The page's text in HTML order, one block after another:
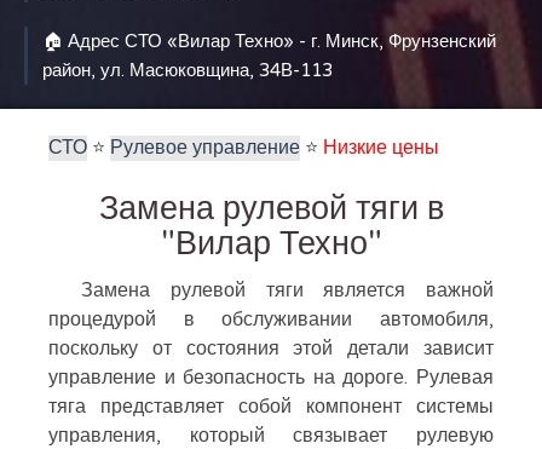
🏠 Адрес СТО «Вилар Техно» - г. Минск, Фрунзенский
район, ул. Масюковщина, 34В-113
СТО ⭐️ Рулевое управление ⭐️ Низкие цены
Замена рулевой тяги в
"Вилар Техно"
Замена рулевой тяги является важной
процедурой в обслуживании автомобиля,
поскольку от состояния этой детали зависит
управление и безопасность на дороге. Рулевая
тяга представляет собой компонент системы
управления, который связывает рулевую